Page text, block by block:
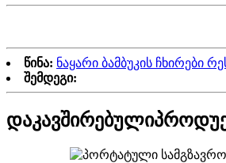
წინა: ნაყარი ბამბუკის ჩხირები
შემდეგი:
დაკავშირებული